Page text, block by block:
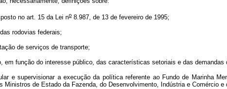
no art. 15 da Lei no 8.987, de 13 de fevereiro de 1995;
rodovias federais;
de serviços de transporte;
em função do interesse público, das características setoriais e das demandas
e supervisionar a execução da política referente ao Fundo de Marinha
de Estado da Fazenda, do Desenvolvimento, Indústria e Comércio